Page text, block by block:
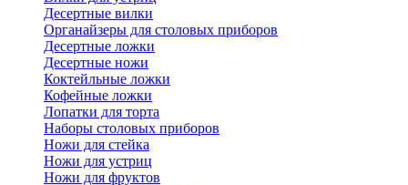
Десертные вилки
Органайзеры для столовых приборов
Десертные ложки
Десертные ножи
Коктейльные ложки
Кофейные ложки
Лопатки для торта
Наборы столовых приборов
Ножи для стейка
Ножи для устриц
Ножи для фруктов